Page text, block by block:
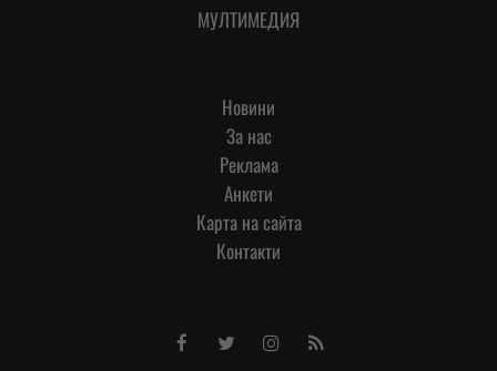
МУЛТИМЕДИЯ
Новини
За нас
Реклама
Анкети
Карта на сайта
Контакти